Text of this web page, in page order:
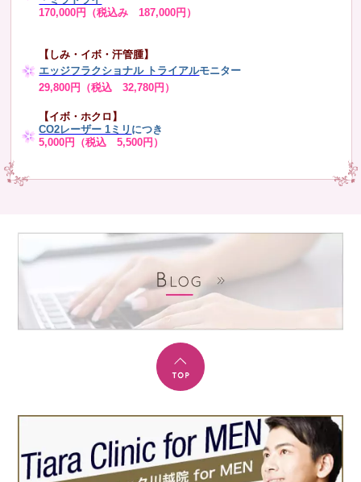
170,000円（税込み 187,000円）
【しみ・イボ・汗管腫】
エッジフラクショナル トライアルモニター
29,800円（税込 32,780円）
【イボ・ホクロ】
CO2レーザー 1ミリ につき
5,000円（税込 5,500円）